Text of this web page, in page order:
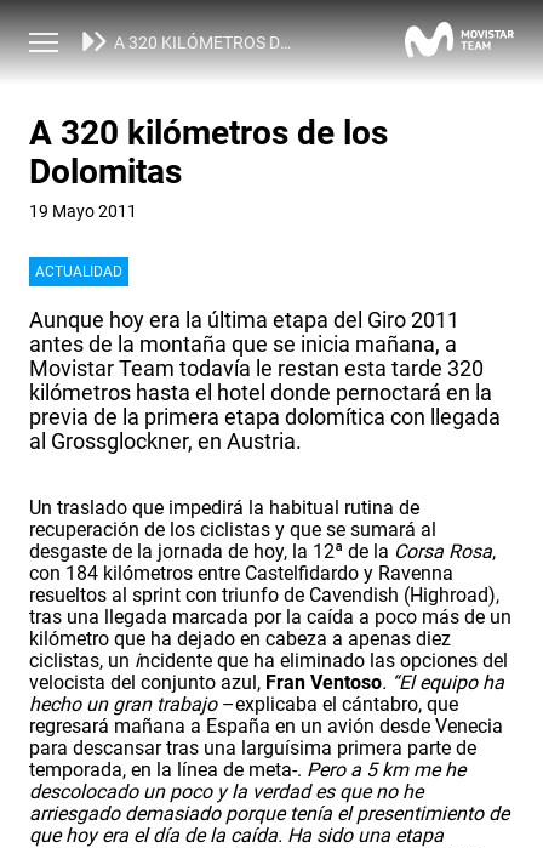
NOTICIAS A 320 KILÓMETROS DE LOS DOLOMITAS
A 320 kilómetros de los
Dolomitas
19 Mayo 2011
ACTUALIDAD
Aunque hoy era la última etapa del Giro 2011
antes de la montaña que se inicia mañana, a
Movistar Team todavía le restan esta tarde 320
kilómetros hasta el hotel donde pernoctará en la
previa de la primera etapa dolomítica con llegada
al Grossglockner, en Austria.
Un traslado que impedirá la habitual rutina de
recuperación de los ciclistas y que se sumará al
desgaste de la jornada de hoy, la 12ª de la Corsa Rosa,
con 184 kilómetros entre Castelfidardo y Ravenna
resueltos al sprint con triunfo de Cavendish (Highroad),
tras una llegada marcada por la caída a poco más de un
kilómetro que ha dejado en cabeza a apenas diez
ciclistas, un incidente que ha eliminado las opciones del
velocista del conjunto azul, Fran Ventoso. “El equipo ha
hecho un gran trabajo –explicaba el cántabro, que
regresará mañana a España en un avión desde Venecia
para descansar tras una larguísima primera parte de
temporada, en la línea de meta-. Pero a 5 km me he
descolocado un poco y la verdad es que no he
arriesgado demasiado porque tenía el presentimiento de
que hoy era el día de la caída. Ha sido una etapa